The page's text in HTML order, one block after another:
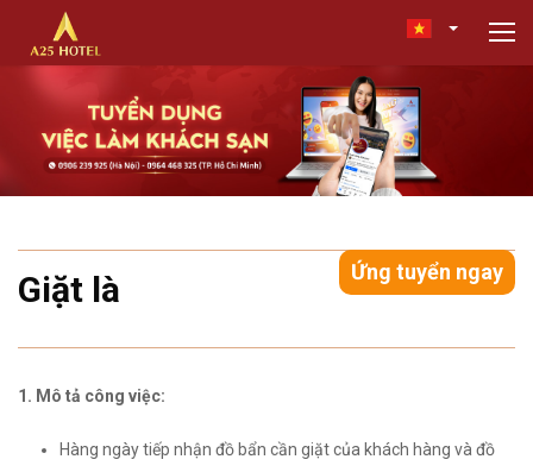
Ứng tuyển ngay
Giặt là
1. Mô tả công việc:
Hàng ngày tiếp nhận đồ bẩn cần giặt của khách hàng và đồ